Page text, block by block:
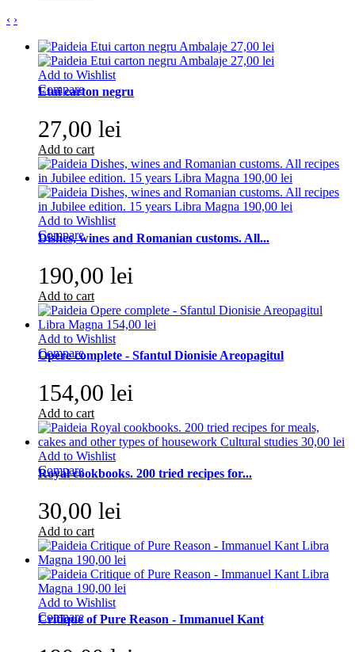
‹ ›
Add to Wishlist
Compare
Etui carton negru
27,00 lei
Add to cart
Add to Wishlist
Compare
Dishes, wines and Romanian customs. All...
190,00 lei
Add to cart
Add to Wishlist
Compare
Opere complete - Sfantul Dionisie Areopagitul
154,00 lei
Add to cart
Add to Wishlist
Compare
Royal cookbooks. 200 tried recipes for...
30,00 lei
Add to cart
Add to Wishlist
Compare
Critique of Pure Reason - Immanuel Kant